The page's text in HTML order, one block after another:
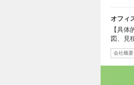
オフィ
【具
図、見
会社概要